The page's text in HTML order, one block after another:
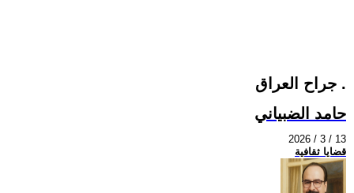
جراح العراق .
حامد الضبياني
2026 / 3 / 13
قضايا ثقافية